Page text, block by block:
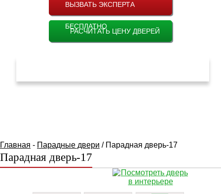
ВЫЗВАТЬ ЭКСПЕРТА
БЕСПЛАТНО
РАСЧИТАТЬ ЦЕНУ ДВЕРЕЙ
Главная - Парадные двери / Парадная дверь-17
Парадная дверь-17